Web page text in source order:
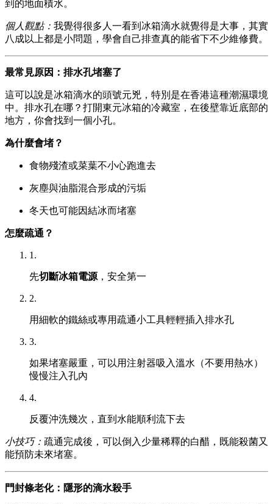
到的地面積水。
個人觀點： 我覺得很多人一看到冰箱滴水就覺得是大事，其實
八成以上都是小問題，學會自己排查真的能省下不少維修費。
最常見原因：排水孔堵塞了
這可以說是冰箱滴水的頭號元兇，特別是在香港這種潮濕環境
中。排水孔在哪？打開東元冰箱的冷藏室，在後壁靠近底部的
地方，你會找到一個小孔。
為什麼會堵？
食物殘渣或菜葉不小心跑進去
灰塵與油脂混合形成的污垢
冬天也可能因結冰而堵塞
怎麼疏通？
1.
先切斷冰箱電源 ，安全第一
2.
用細軟的鐵絲或專用疏通小工具輕輕插入排水孔
3.
如果堵塞嚴重，可以用注射器吸入溫水（不要用熱水）
慢慢注入孔內
4.
反覆沖洗幾次，直到水能順利流下去
小技巧： 疏通完成後，可以倒入少量稀釋的白醋，既能殺菌又
能預防未來堵塞。
門封條老化：隱形的滴水殺手